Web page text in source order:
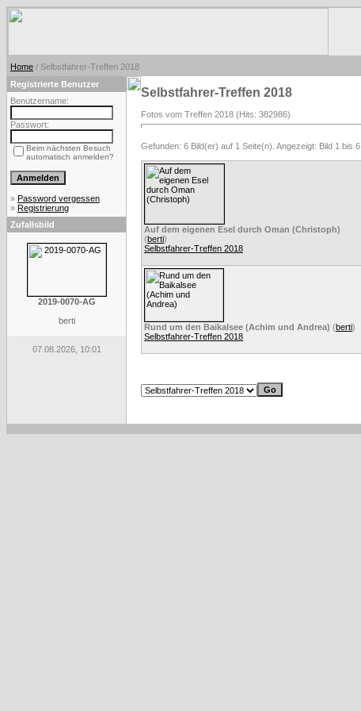
Home / Selbstfahrer-Treffen 2018
Registrierte Benutzer
Benutzername:
Passwort:
Beim nächsten Besuch
automatisch anmelden?
» Password vergessen
» Registrierung
Zufallsbild
2019-0070-AG
berti
07.08.2026, 10:01
Selbstfahrer-Treffen 2018
Fotos vom Treffen 2018 (Hits: 382986)
Gefunden: 6 Bild(er) auf 1 Seite(n). Angezeigt: Bild 1 bis 6.
Auf dem eigenen Esel durch Oman (Christoph)
(berti)
Selbstfahrer-Treffen 2018
Rund um den Baikalsee (Achim und Andrea) (berti)
Selbstfahrer-Treffen 2018